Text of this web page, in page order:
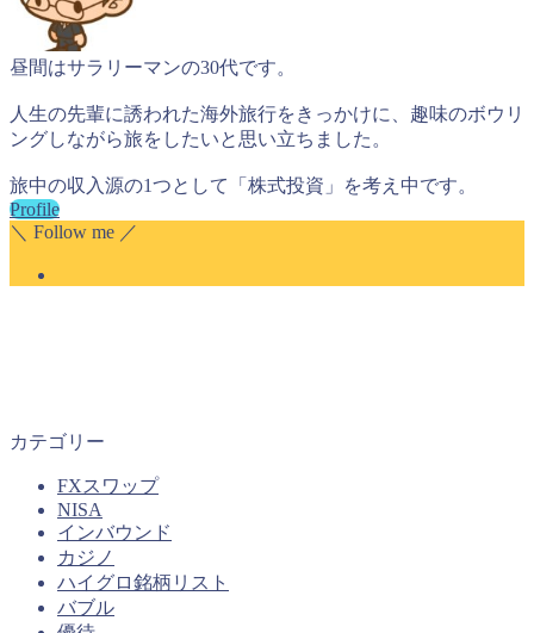
昼間はサラリーマンの30代です。
人生の先輩に誘われた海外旅行をきっかけに、趣味のボウリ
ングしながら旅をしたいと思い立ちました。
旅中の収入源の1つとして「株式投資」を考え中です。
Profile
＼ Follow me ／
カテゴリー
FXスワップ
NISA
インバウンド
カジノ
ハイグロ銘柄リスト
バブル